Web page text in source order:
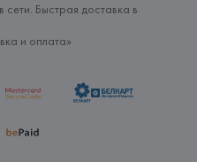
Быстрая доставка в
и оплата»